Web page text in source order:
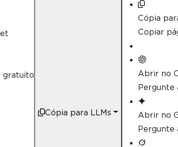
gratuito
Cópia para LLMs
Cópia
Copiar
Abrir no
Pergunte
Abrir no
Pergunte